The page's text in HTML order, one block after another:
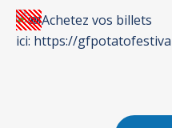
Achetez vos billets
ici: https://